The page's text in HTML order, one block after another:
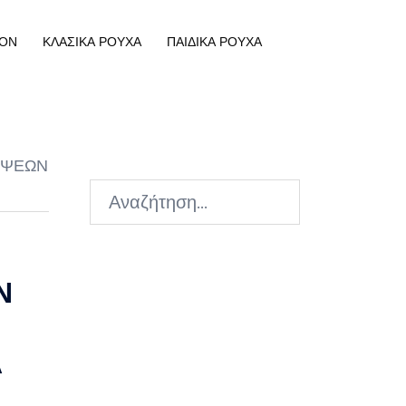
ΚΛΑΣΙΚΑ ΡΟΥΧΑ ΠΑΙΔΙΚΑ ΡΟΥΧΑ
Αναζήτηση
για: